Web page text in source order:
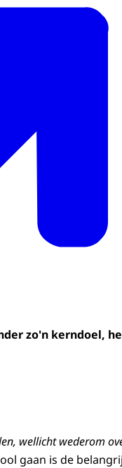
zo'n kerndoel,
wellicht wederom
gaan is de